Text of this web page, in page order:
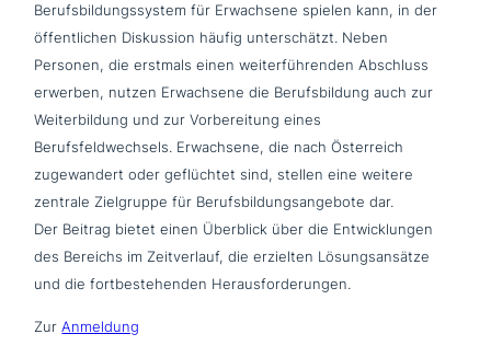
Berufsbildungssystem für Erwachsene spielen kann, in der
öffent­li­chen Diskussion häufig unter­schätzt. Neben
Personen, die erstmals einen wei­ter­füh­ren­den Abschluss
erwerben, nutzen Erwachsene die Berufsbildung auch zur
Weiterbildung und zur Vorbereitung eines
Berufsfeldwechsels. Erwachsene, die nach Österreich
zuge­wan­dert oder geflüch­tet sind, stellen eine weitere
zentrale Zielgruppe für Berufsbildungsangebote dar.
Der Beitrag bietet einen Überblick über die Entwicklungen
des Bereichs im Zeitverlauf, die erzielten Lösungsansätze
und die fort­be­stehen­den Herausforderungen.
ZurAnmeldung